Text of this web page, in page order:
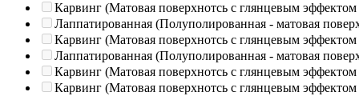
Карвинг (Матовая поверхнотсь с глянцевым эффектом
Лаппатированная (Полуполированная - матовая
Карвинг (Матовая поверхнотсь с глянцевым эффектом
Лаппатированная (Полуполированная - матовая
Карвинг (Матовая поверхнотсь с глянцевым эффектом
Карвинг (Матовая поверхнотсь с глянцевым эффектом